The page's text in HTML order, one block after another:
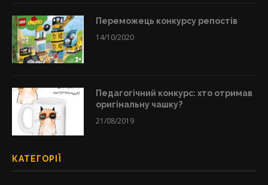
Переможець конкурсу репостів
14/10/2020
Педагогічний конкурс: хто отримав
оригінальну чашку?
21/08/2019
КАТЕГОРІЇ